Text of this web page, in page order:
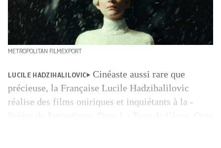
METROPOLITAN FILMEXPORT
LUCILE HADZIHALILOVIC
Cinéaste aussi rare que
précieuse, la Française Lucile Hadzihalilovic
réalise des films oniriques et inquiétants à la ­